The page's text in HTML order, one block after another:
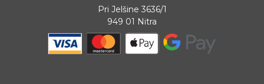
Pri Jelšine 3636/1
949 01 Nitra